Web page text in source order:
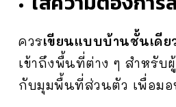
ควรเขียนแบบบ้านชั้นเดีย
เข้าถึงพื้นที่ต่าง ๆ สำหรั
กับมุมพื้นที่ส่วนตัว เพื่อม